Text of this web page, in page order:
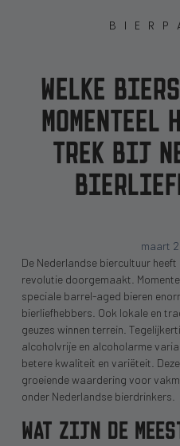
WELKE
MOMENTEEL
TREK BIJ
maart
De Nederlandse biercultuur
revolutie doorgemaakt.
speciale barrel-aged bieren
bierliefhebbers. Ook lokale en
geuzes winnen terrein.
alcoholvrije en alcoholarme
betere kwaliteit en variëteit.
groeiende waardering voor
onder Nederlandse bierdrinkers.
WAT ZIJN DE